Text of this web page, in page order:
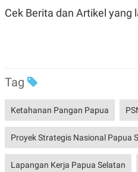
Cek Berita dan Artikel yang
Tag
Ketahanan Pangan Papua
Proyek Strategis Nasional Papua
Lapangan Kerja Papua Selatan